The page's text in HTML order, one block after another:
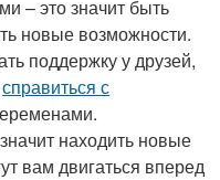
– это значит быть
новые возможности.
поддержку у друзей,
справиться с
находить новые
вам двигаться вперед